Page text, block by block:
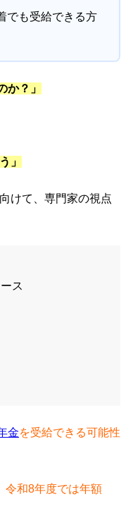
でも受給できる方
か？」
」
けて、専門家の視点
ス
金を受給できる可能性
令和8年度では年額